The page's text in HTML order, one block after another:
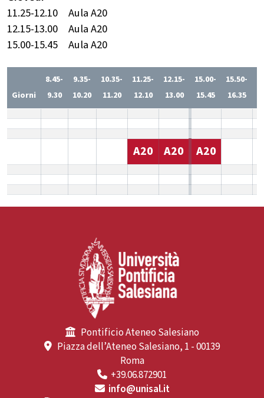
11.25-12.10
Aula A20
12.15-13.00
Aula A20
15.00-15.45
Aula A20
Giorni
8.45-
9.30
9.35-
10.20
10.35-
11.20
11.25-
12.10
12.15-
13.00
15.00-
15.45
15.50-
16.35
A20 A20 A20
Pontificio Ateneo Salesiano
Piazza dell’Ateneo Salesiano, 1 - 00139
Roma
+39.06.872901
info@unisal.it